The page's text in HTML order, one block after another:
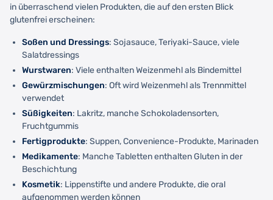
in überraschend vielen Produkten, die auf den ersten Blick
glutenfrei erscheinen:
Soßen und Dressings: Sojasauce, Teriyaki-Sauce, viele
Salatdressings
Wurstwaren: Viele enthalten Weizenmehl als Bindemittel
Gewürzmischungen: Oft wird Weizenmehl als Trennmittel
verwendet
Süßigkeiten: Lakritz, manche Schokoladensorten,
Fruchtgummis
Fertigprodukte: Suppen, Convenience-Produkte, Marinaden
Medikamente: Manche Tabletten enthalten Gluten in der
Beschichtung
Kosmetik: Lippenstifte und andere Produkte, die oral
aufgenommen werden können